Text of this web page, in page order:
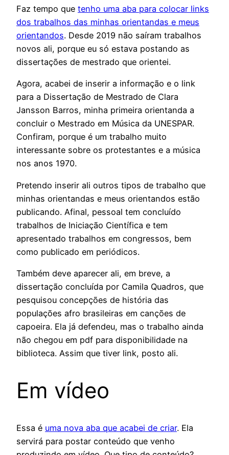
Faz tempo que tenho uma aba para colocar links
dos trabalhos das minhas orientandas e meus
orientandos. Desde 2019 não saíram trabalhos
novos ali, porque eu só estava postando as
dissertações de mestrado que orientei.
Agora, acabei de inserir a informação e o link
para a Dissertação de Mestrado de Clara
Jansson Barros, minha primeira orientanda a
concluir o Mestrado em Música da UNESPAR.
Confiram, porque é um trabalho muito
interessante sobre os protestantes e a música
nos anos 1970.
Pretendo inserir ali outros tipos de trabalho que
minhas orientandas e meus orientandos estão
publicando. Afinal, pessoal tem concluído
trabalhos de Iniciação Científica e tem
apresentado trabalhos em congressos, bem
como publicado em periódicos.
Também deve aparecer ali, em breve, a
dissertação concluída por Camila Quadros, que
pesquisou concepções de história das
populações afro brasileiras em canções de
capoeira. Ela já defendeu, mas o trabalho ainda
não chegou em pdf para disponibilidade na
biblioteca. Assim que tiver link, posto ali.
Em vídeo
Essa é uma nova aba que acabei de criar. Ela
servirá para postar conteúdo que venho